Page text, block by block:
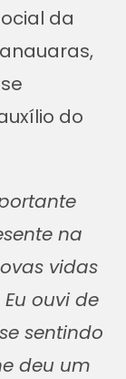
da
do
na
vidas
ouvi de
sentindo
deu um